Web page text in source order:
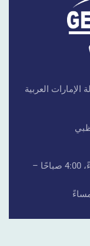
العربية
ظبي
الاثنين – الأحد: 9:00 صباحًا – 2:00 مساءً، 4:00 صباحًا –